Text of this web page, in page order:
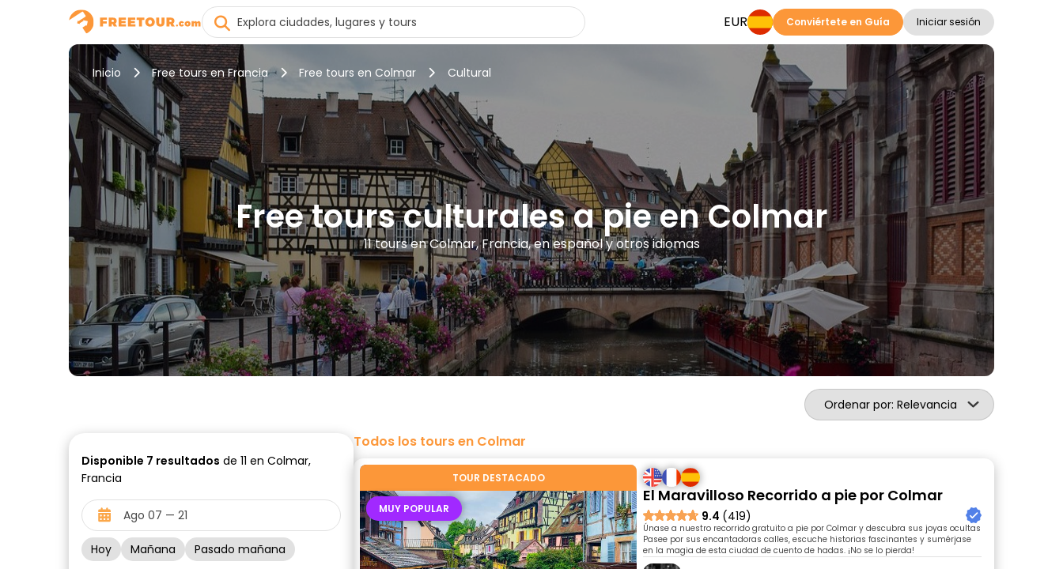
EUR Conviértete en Guía Iniciar sesión
Inicio Free tours en Francia Free tours en Colmar Cultural
Free tours culturales a pie en Colmar
11 tours en Colmar, Francia, en español y otros idiomas
Ordenar por: Relevancia
Disponible 7 resultados de 11 en Colmar,
Francia
Hoy Mañana Pasado mañana
Todos los tours en Colmar
TOUR DESTACADO
MUY POPULAR
El Maravilloso Recorrido a pie por Colmar
9.4 (419)
Únase a nuestro recorrido gratuito a pie por Colmar y descubra sus joyas ocultas
Pasee por sus encantadoras calles, escuche historias fascinantes y sumérjase
en la magia de esta ciudad de cuento de hadas. ¡No se lo pierda!